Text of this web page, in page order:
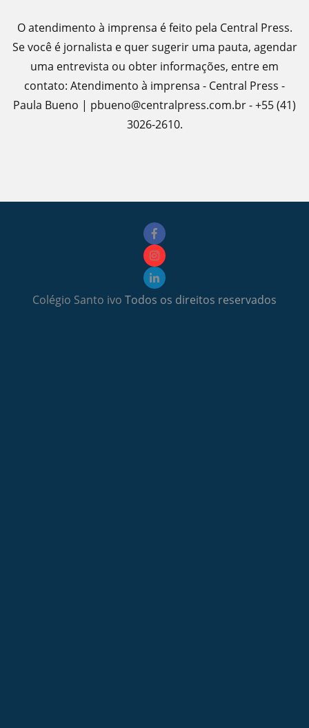
O atendimento à imprensa é feito pela Central Press.
Se você é jornalista e quer sugerir uma pauta, agendar
uma entrevista ou obter informações, entre em
contato: Atendimento à imprensa - Central Press -
Paula Bueno | pbueno@centralpress.com.br - +55 (41)
3026-2610.
Colégio Santo ivo Todos os direitos reservados